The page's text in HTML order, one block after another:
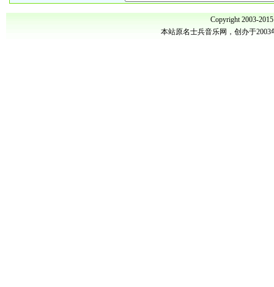
Copyright 2003-
本站原名士兵音乐网，创办于